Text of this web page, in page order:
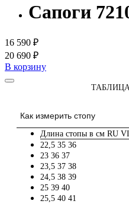
Сапоги
16 590 ₽
20 690 ₽
В корзину
Как измерить стопу
Длина стопы в см RU
22,5 35 36
23 36 37
23,5 37 38
24,5 38 39
25 39 40
25,5 40 41